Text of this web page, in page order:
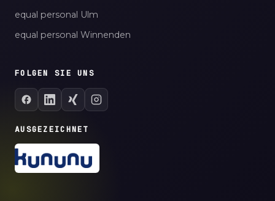
equal personal Ulm
equal personal Winnenden
FOLGEN SIE UNS
AUSGEZEICHNET